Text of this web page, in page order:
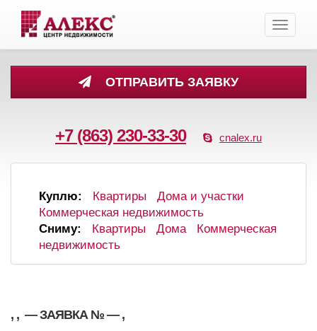
ОТПРАВИТЬ ЗАЯВКУ
+7 (863) 230-33-30 cnalex.ru
Toggle
Куплю: Квартиры
Дома и участки
Коммерческая недвижимость
Сниму:
Квартиры Дома
Коммерческая
недвижимость
, , — ЗАЯВКА № — ,